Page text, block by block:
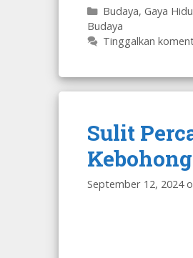
Kategori
Budaya, Gaya
Budaya
Tinggalkan
Sulit
September 12, 2024